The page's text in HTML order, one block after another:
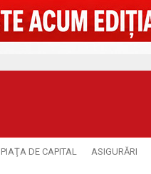
PIAŢA DE CAPITAL ASIGURĂRI